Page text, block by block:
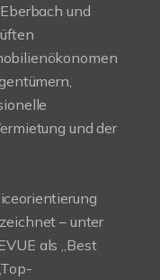
und
und der
– unter
als „Best